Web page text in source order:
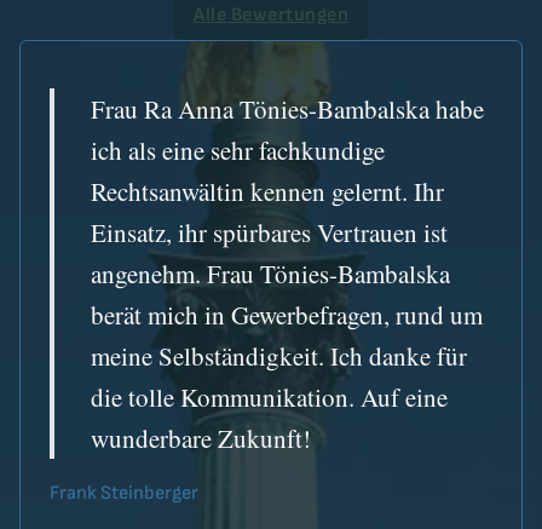
Alle Bewertungen
Frau Ra Anna Tönies-Bambalska habe
ich als eine sehr fachkundige
Rechtsanwältin kennen gelernt. Ihr
Einsatz, ihr spürbares Vertrauen ist
angenehm. Frau Tönies-Bambalska
berät mich in Gewerbefragen, rund um
meine Selbständigkeit. Ich danke für
die tolle Kommunikation. Auf eine
wunderbare Zukunft!
Frank Steinberger